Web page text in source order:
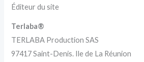
Éditeur du site
Terlaba®
TERLABA Production SAS
97417 Saint-Denis. Ile de La Réunion